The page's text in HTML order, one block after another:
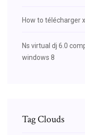
How to télécharger
Ns virtual dj 6.0
windows 8
Tag Clouds